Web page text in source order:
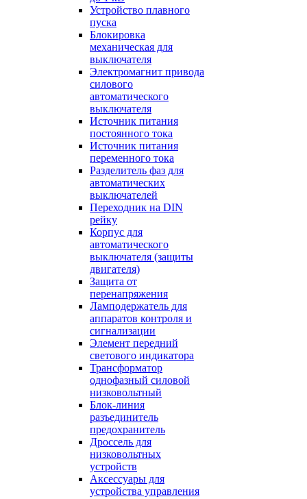
Устройство плавного
пуска
Блокировка
механическая для
выключателя
Электромагнит привода
силового
автоматического
выключателя
Источник питания
постоянного тока
Источник питания
переменного тока
Разделитель фаз для
автоматических
выключателей
Переходник на DIN
рейку
Корпус для
автоматического
выключателя (защиты
двигателя)
Защита от
перенапряжения
Ламподержатель для
аппаратов контроля и
сигнализации
Элемент передний
светового индикатора
Трансформатор
однофазный силовой
низковольтный
Блок-линия
разъединитель
предохранитель
Дроссель для
низковольтных
устройств
Аксессуары для
устройства управления